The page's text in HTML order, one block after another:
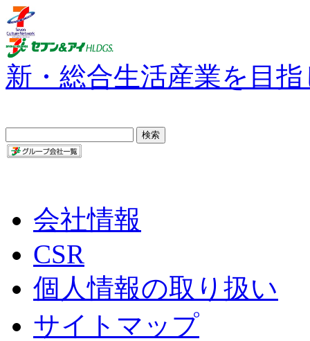
新・総合生活産業を目
会社情報
CSR
個人情報の取り扱い
サイトマップ